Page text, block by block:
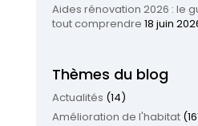
Aides rénovation 2026 : le
tout comprendre 18 juin
Thèmes du blog
Actualités (14)
Amélioration de l'habitat